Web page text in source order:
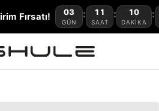
Fırsatı! 03
GÜN
: 11
SAAT
: 10
DAKIKA
: